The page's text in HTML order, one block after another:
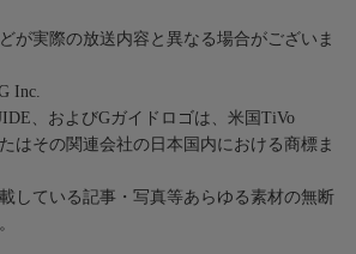
が実際の放送内容と異なる場合がございま
Inc.
、およびGガイドロゴは、米国TiVo
はその関連会社の日本国内における商標ま
している記事・写真等あらゆる素材の無断